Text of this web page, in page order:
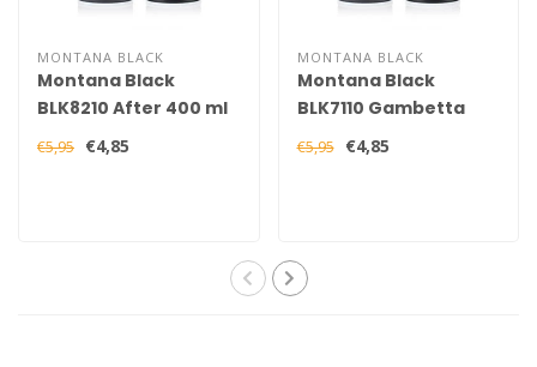
MONTANA BLACK
Montana Black
BLK8210 After 400 ml
€5,95 €4,85
MONTANA BLACK
Montana Black
BLK7110 Gambetta
400 ml
€5,95 €4,85